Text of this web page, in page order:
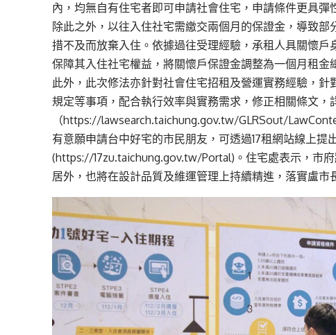
內，均無自有住宅者即可申請社會住宅，申請條件更具彈
除此之外，以往入住社宅需繳交兩個月的保證金，導致
措不及而放棄入住。依據過往受理經驗，承租人具關懷
保障其入住社宅權益，將關懷戶保證金調整為一個月租金
此外，此次修法亦針對社會住宅招租及營運實務經驗，
規定等事項，配合執行效率與實務需求，修正相關條文，
（https://lawsearch.taichung.gov.tw/GLRSout/
有意願申請台中好宅的市民朋友，可透過17租網站線上提
(https://17zu.taichung.gov.tw/Portal)。住宅處表示，市
居外，也將在設計品質及維運管理上持續精進，落實盧市